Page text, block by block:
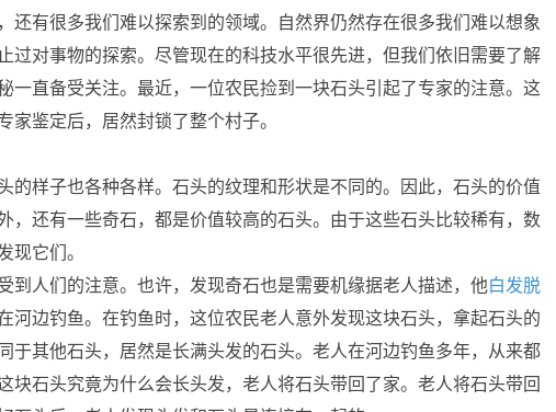
还有很多我们难以探索到的领域。自然界仍然存在很多我们难以想象
过对事物的探索。尽管现在的科技水平很先进，但我们依旧需要了解
一直备受关注。最近，一位农民捡到一块石头引起了专家的注意。这
家鉴定后，居然封锁了整个村子。
的样子也各种各样。石头的纹理和形状是不同的。因此，石头的价值
，还有一些奇石，都是价值较高的石头。由于这些石头比较稀有，数
现它们。
到人们的注意。也许，发现奇石也是需要机缘据老人描述，他白发脱
河边钓鱼。在钓鱼时，这位农民老人意外发现这块石头，拿起石头的
于其他石头，居然是长满头发的石头。老人在河边钓鱼多年，从来都
块石头究竟为什么会长头发，老人将石头带回了家。老人将石头带回